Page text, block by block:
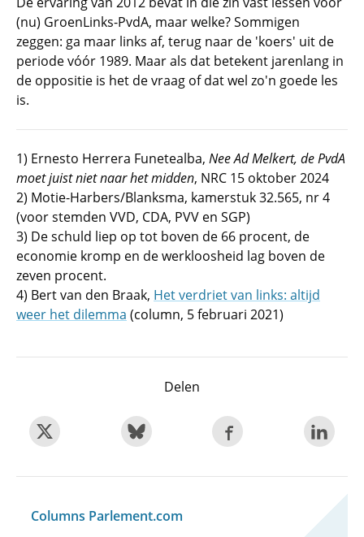
(nu) GroenLinks-PvdA, maar welke? Sommigen
zeggen: ga maar links af, terug naar de 'koers' uit de
periode vóór 1989. Maar als dat betekent jarenlang in
de oppositie is het de vraag of dat wel zo'n goede les
is.
1) Ernesto Herrera Funetealba, Nee Ad Melkert, de PvdA
moet juist niet naar het midden, NRC 15 oktober 2024
2) Motie-Harbers/Blanksma, kamerstuk 32.565, nr 4
(voor stemden VVD, CDA, PVV en SGP)
3) De schuld liep op tot boven de 66 procent, de
economie kromp en de werkloosheid lag boven de
zeven procent.
4) Bert van den Braak, Het verdriet van links: altijd
weer het dilemma (column, 5 februari 2021)
Delen
Columns Parlement.com